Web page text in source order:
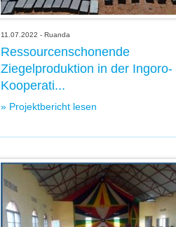
11.07.2022 - Ruanda
Ressourcenschonende
Ziegelproduktion in der Ingoro-
Kooperati...
» Projektbericht lesen